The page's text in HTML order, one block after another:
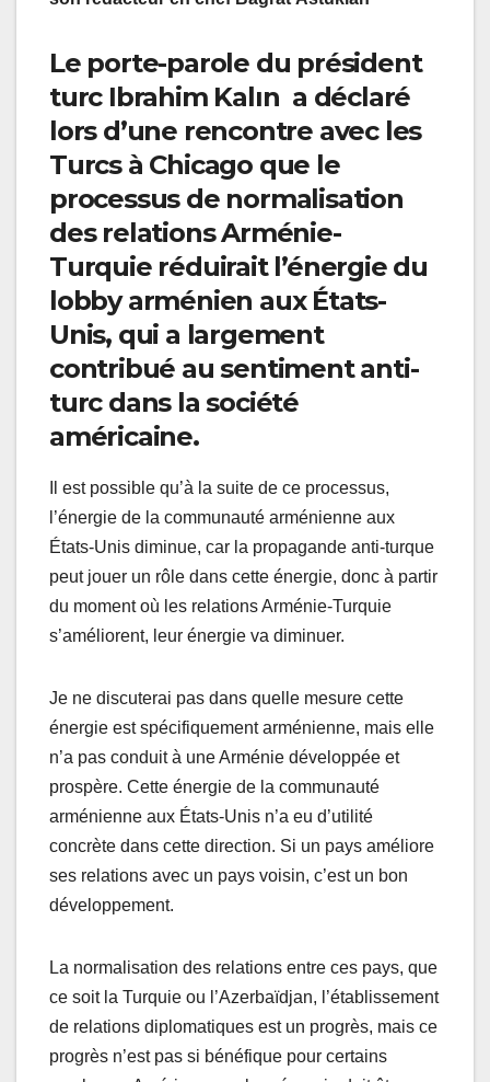
Le porte-parole du président
turc Ibrahim Kalın a déclaré
lors d’une rencontre avec les
Turcs à Chicago que le
processus de normalisation
des relations Arménie-
Turquie réduirait l’énergie du
lobby arménien aux États-
Unis, qui a largement
contribué au sentiment anti-
turc dans la société
américaine.
Il est possible qu’à la suite de ce processus,
l’énergie de la communauté arménienne aux
États-Unis diminue, car la propagande anti-turque
peut jouer un rôle dans cette énergie, donc à partir
du moment où les relations Arménie-Turquie
s’améliorent, leur énergie va diminuer.
Je ne discuterai pas dans quelle mesure cette
énergie est spécifiquement arménienne, mais elle
n’a pas conduit à une Arménie développée et
prospère. Cette énergie de la communauté
arménienne aux États-Unis n’a eu d’utilité
concrète dans cette direction. Si un pays améliore
ses relations avec un pays voisin, c’est un bon
développement.
La normalisation des relations entre ces pays, que
ce soit la Turquie ou l’Azerbaïdjan, l’établissement
de relations diplomatiques est un progrès, mais ce
progrès n’est pas si bénéfique pour certains